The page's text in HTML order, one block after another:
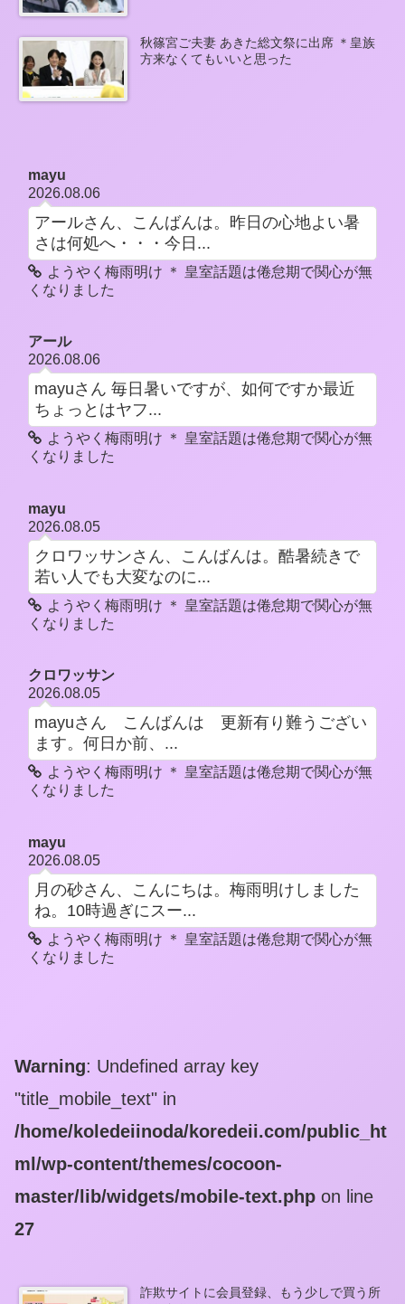
秋篠宮ご夫妻 あきた総文祭に出席 ＊皇族
方来なくてもいいと思った
mayu
2026.08.06
アールさん、こんばんは。昨日の心地よい暑
さは何処へ・・・今日...
ようやく梅雨明け ＊ 皇室話題は倦怠期で関心が無
くなりました
アール
2026.08.06
mayuさん 毎日暑いですが、如何ですか最近
ちょっとはヤフ...
ようやく梅雨明け ＊ 皇室話題は倦怠期で関心が無
くなりました
mayu
2026.08.05
クロワッサンさん、こんばんは。酷暑続きで
若い人でも大変なのに...
ようやく梅雨明け ＊ 皇室話題は倦怠期で関心が無
くなりました
クロワッサン
2026.08.05
mayuさん こんばんは 更新有り難うござい
ます。何日か前、...
ようやく梅雨明け ＊ 皇室話題は倦怠期で関心が無
くなりました
mayu
2026.08.05
月の砂さん、こんにちは。梅雨明けしました
ね。10時過ぎにスー...
ようやく梅雨明け ＊ 皇室話題は倦怠期で関心が無
くなりました
Warning: Undefined array key
"title_mobile_text" in
/home/koledeiinoda/koredeii.com/public_ht
ml/wp-content/themes/cocoon-
master/lib/widgets/mobile-text.php on line
27
詐欺サイトに会員登録、もう少しで買う所